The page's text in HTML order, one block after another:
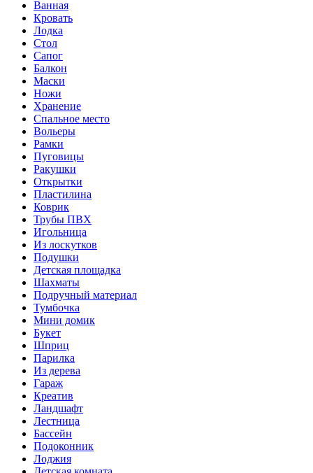
Ванная
Кровать
Лодка
Стол
Сапог
Балкон
Маски
Ножи
Хранение
Спальное место
Вольеры
Рамки
Пуговицы
Ракушки
Открытки
Пластилина
Коврик
Трубы ПВХ
Игольница
Из лоскутков
Подушки
Детская площадка
Шахматы
Подручный материал
Тумбочка
Мини домик
Букет
Шприц
Парилка
Из дерева
Гараж
Креатив
Ландшафт
Лестница
Бассейн
Подоконник
Лоджия